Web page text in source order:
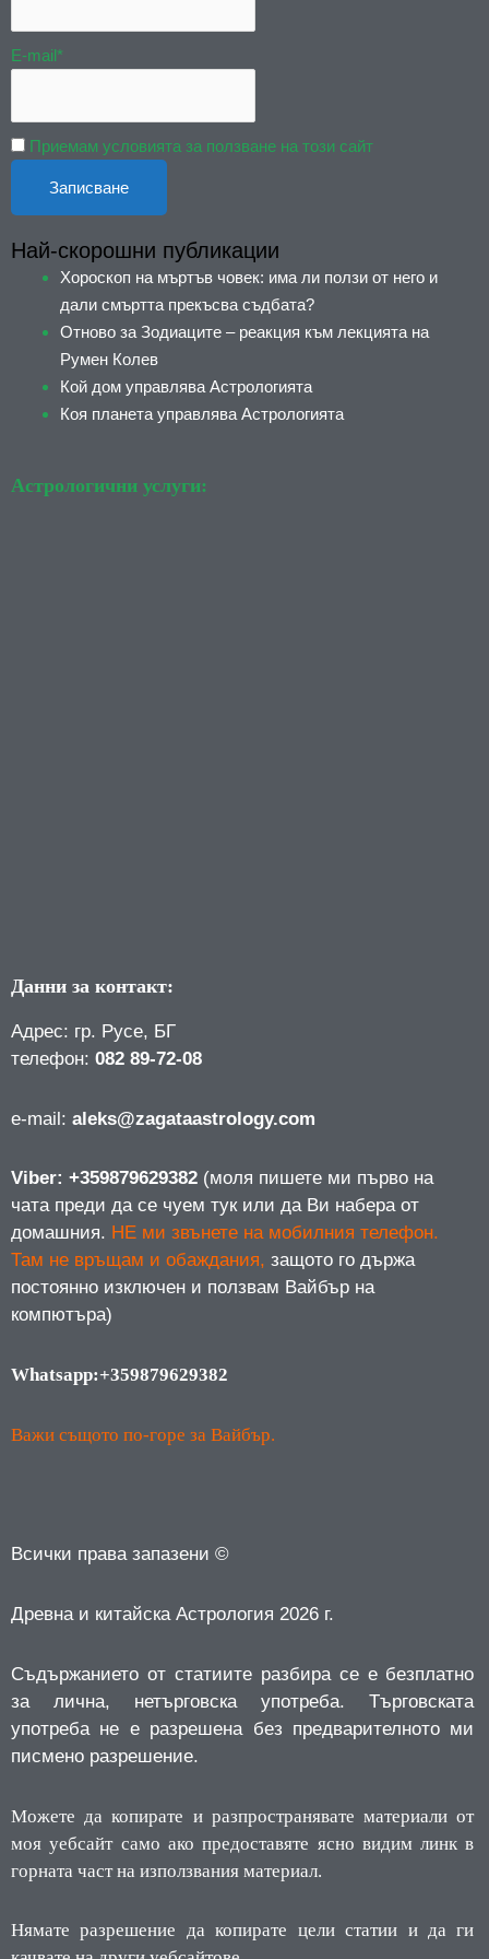
E-mail*
Приемам условията за ползване на този сайт
Най-скорошни публикации
Хороскоп на мъртъв човек: има ли ползи от него и
дали смъртта прекъсва съдбата?
Отново за Зодиаците – реакция към лекцията на
Румен Колев
Кой дом управлява Астрологията
Коя планета управлява Астрологията
Астрологични услуги:
Данни за контакт:
Адрес: гр. Русе, БГ
телефон: 082 89-72-08
е-mail: aleks@zagataastrology.com
Viber: +359879629382 (моля пишете ми първо на
чата преди да се чуем тук или да Ви набера от
домашния. НЕ ми звънете на мобилния телефон.
Там не връщам и обаждания, защото го държа
постоянно изключен и ползвам Вайбър на
компютъра)
Whatsapp:+359879629382
Важи същото по-горе за Вайбър.
Всички права запазени ©
Древна и китайска Астрология 2026 г.
Съдържанието от статиите разбира се е безплатно
за лична, нетърговска употреба.
Търговската
употреба не е разрешена без предварителното ми
писмено разрешение.
Можете да копирате и разпространявате материали от
моя уебсайт само ако предоставяте ясно видим линк в
горната част на използвания материал.
Нямате разрешение да копирате цели статии и да ги